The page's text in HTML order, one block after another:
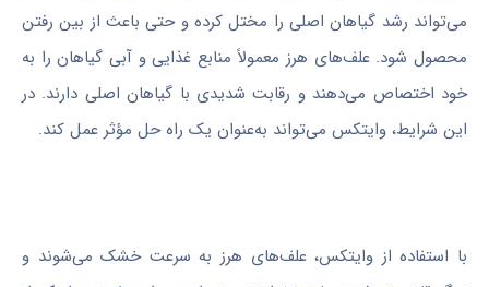
می‌تواند رشد گیاهان اصلی را مختل کرده و حتی باعث از بین رفتن
محصول شود. علف‌های هرز معمولاً منابع غذایی و آبی گیاهان را به
خود اختصاص می‌دهند و رقابت شدیدی با گیاهان اصلی دارند. در
این شرایط، وایتکس می‌تواند به‌عنوان یک راه حل مؤثر عمل کند.
با استفاده از وایتکس، علف‌های هرز به سرعت خشک می‌شوند و